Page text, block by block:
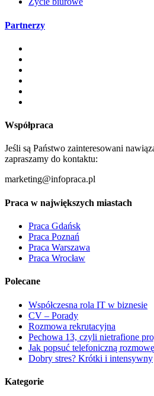
Partnerzy
Współpraca
Jeśli są Państwo zainteresowani
zapraszamy do kontaktu:
marketing@infopraca.pl
Praca w największych miastach
Praca Gdańsk
Praca Poznań
Praca Warszawa
Praca Wrocław
Polecane
Współczesna rola IT w biznesie
CV – Porady
Rozmowa rekrutacyjna
Pechowa 13, czyli nietrafione
Jak popsuć telefoniczną
Dobry stres? Krótki i intensywny
Kategorie